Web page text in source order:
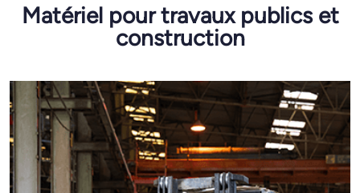
Matériel pour travaux publics et
construction